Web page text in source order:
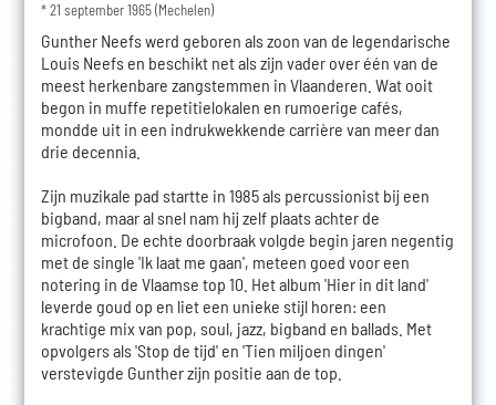
* 21 september 1965 (Mechelen)
Gunther Neefs werd geboren als zoon van de legendarische
Louis Neefs en beschikt net als zijn vader over één van de
meest herkenbare zangstemmen in Vlaanderen. Wat ooit
begon in muffe repetitielokalen en rumoerige cafés,
mondde uit in een indrukwekkende carrière van meer dan
drie decennia.
Zijn muzikale pad startte in 1985 als percussionist bij een
bigband, maar al snel nam hij zelf plaats achter de
microfoon. De echte doorbraak volgde begin jaren negentig
met de single 'Ik laat me gaan', meteen goed voor een
notering in de Vlaamse top 10. Het album 'Hier in dit land'
leverde goud op en liet een unieke stijl horen: een
krachtige mix van pop, soul, jazz, bigband en ballads. Met
opvolgers als 'Stop de tijd' en 'Tien miljoen dingen'
verstevigde Gunther zijn positie aan de top.